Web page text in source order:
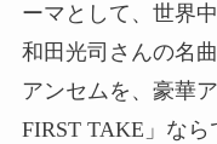
ーマとして、世界
和田光司さんの名
アンセムを、豪華
FIRST TAKE」な